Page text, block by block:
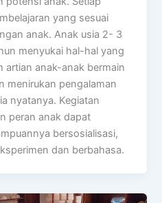
yang sesuai
anak. Anak usia 2- 3
menyukai hal-hal yang
artian anak-anak bermain
menirukan pengalaman
nyatanya. Kegiatan
peran anak dapat
bersosialisasi,
dan berbahasa.